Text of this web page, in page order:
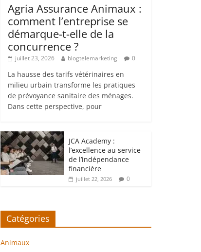
Agria Assurance Animaux :
comment l’entreprise se
démarque-t-elle de la
concurrence ?
juillet 23, 2026 blogtelemarketing 0
La hausse des tarifs vétérinaires en
milieu urbain transforme les pratiques
de prévoyance sanitaire des ménages.
Dans cette perspective, pour
JCA Academy :
l’excellence au service
de l’indépendance
financière
juillet 22, 2026 0
Catégories
Animaux